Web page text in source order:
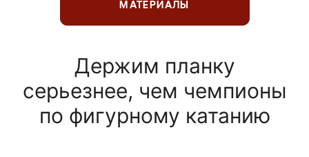
МАТЕРИАЛЫ
Держим планку
серьезнее, чем чемпионы
по фигурному катанию